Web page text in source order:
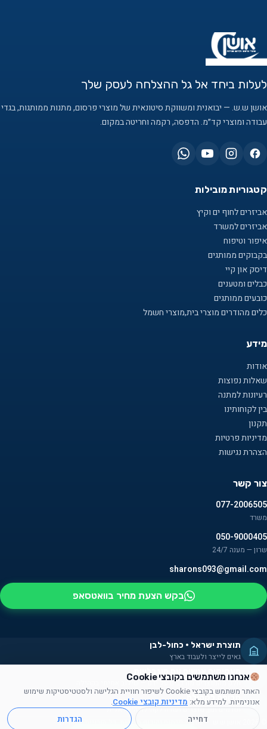
לעלות ביחד אל גל ההצלחה לעסק שלך
אושן ש.ש. — יבואנית ומשווקת סיטונאית של מוצרי פרסום, מתנות ממותגות, בגדי
עבודה ומוצרי קד״מ. הדפסה, רקמה וחריטה במקום.
קטגוריות מובילות
אביזרים לחוף ים וקיץ
אביזרים למשרד
איפור וטיפוח
בקבוקים ממותגים
דיסק און קיי
כבלים ומטענים
כובעים ממותגים
כלים מהודרים מוצרי בית,מוצרי חשמל
מידע
אודות
שאלות נפוצות
רעיונות למתנה
בין לקוחותינו
תקנון
מדיניות פרטיות
הצהרת נגישות
צור קשר
077-2006505
משרד
050-9000405
שרון — מענה 24/7
sharons093@gmail.com
בקש הצעת מחיר בוואטסאפ
תוצרת ישראל · כחול-לבן
גאים לייצר ולעבוד בארץ
מעסיקים אנשים עם מוגבלויות
חלק מהמוצרים מורכבים על ידם — שילוב אמיתי בקהילה
תרומה לקהילה
תורמים זמן, מוצרים ועזרה לקהילה הישראלית
אנחנו משתמשים בקובצי Cookie
האתר משתמש בקובצי Cookie לשיפור חוויית הגלישה ולסטטיסטיקות שימוש
אנונימיות. למידע מלא: מדיניות קובצי Cookie
.
דחייה
הגדרות